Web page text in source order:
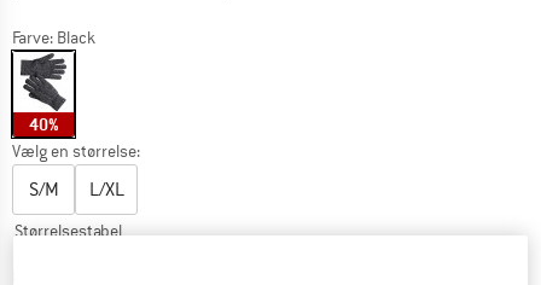
Farve: Black
40%
Vælg en størrelse:
S/M L/XL
Størrelsestabel